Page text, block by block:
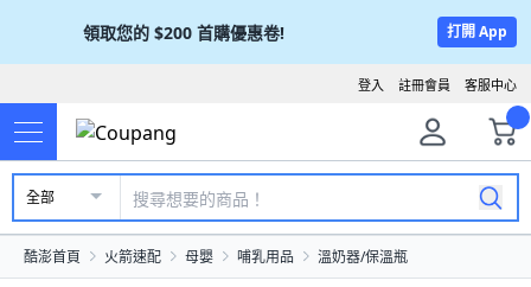
領取您的 $200 首購優惠卷! 打開 App
客服中心
註冊會員
登入
全部
酷澎首頁 火箭速配 母嬰 哺乳用品 溫奶器/保溫瓶